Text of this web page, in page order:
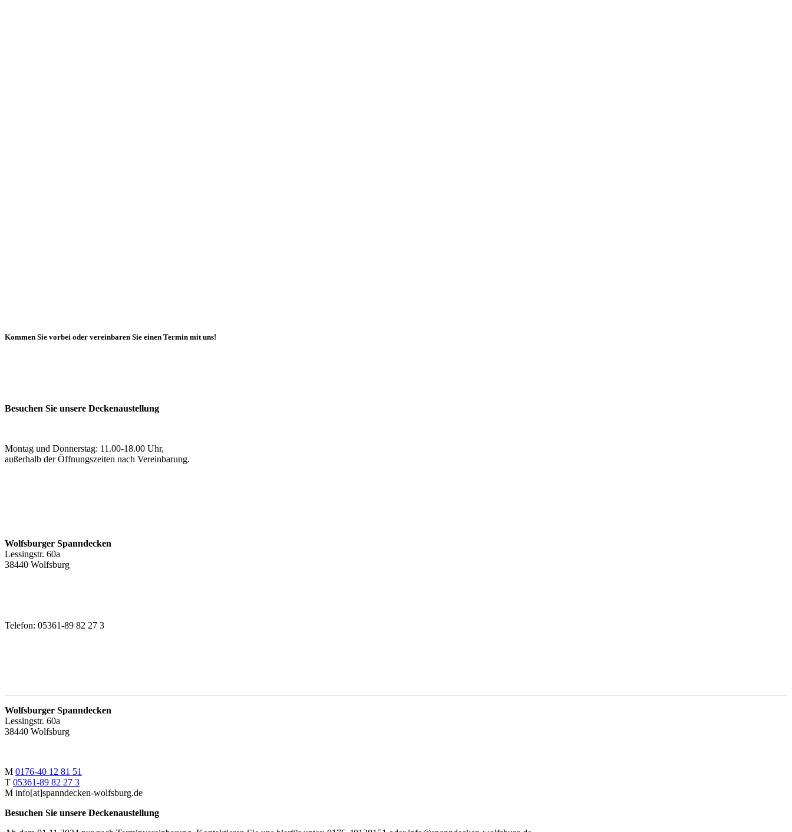
Kommen Sie vorbei oder vereinbaren Sie einen Termin mit uns!
Besuchen Sie unsere Deckenaustellung
Montag und Donnerstag: 11.00-18.00 Uhr,
außerhalb der Öffnungszeiten nach Vereinbarung.
Wolfsburger Spanndecken
Lessingstr. 60a
38440 Wolfsburg
Telefon: 05361-89 82 27 3
Wolfsburger Spanndecken
Lessingstr. 60a
38440 Wolfsburg
M ‭0176-40 12 81 51
T ‭05361-89 82 27 3
M info[at]spanndecken-wolfsburg.de
Besuchen Sie unsere Deckenaustellung